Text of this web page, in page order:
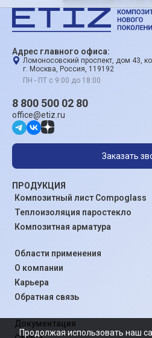
Адрес главного офиса:
Ломоносовский проспект, дом 43,
г. Москва, Россия, 119192
ПН - ПТ с 9:00 до 18:00
ПРОДУКЦИЯ
Композитный лист Compoglass
Теплоизоляция паростекло
Композитная арматура
Области применения
О компании
Карьера
Обратная связь
Документация
8 800 500 02 80
office@etiz.ru
Заказать
Продолжая использовать наш